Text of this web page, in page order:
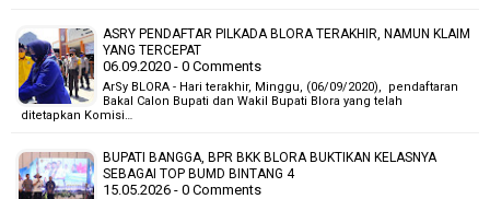
ASRY PENDAFTAR PILKADA BLORA TERAKHIR, NAMUN KLAIM
YANG TERCEPAT
06.09.2020 - 0 Comments
ArSy BLORA - Hari terakhir, Minggu, (06/09/2020), pendaftaran
Bakal Calon Bupati dan Wakil Bupati Blora yang telah
ditetapkan Komisi…
BUPATI BANGGA, BPR BKK BLORA BUKTIKAN KELASNYA
SEBAGAI TOP BUMD BINTANG 4
15.05.2026 - 0 Comments